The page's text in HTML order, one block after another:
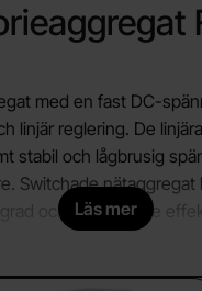
Läs mer
med en fast DC-
linjär reglering. De
stabil och lågbrusig
Switchade nätaggregat
och klarar högre